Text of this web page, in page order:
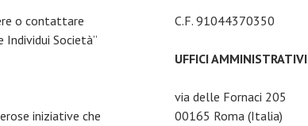
o contattare
Società”
iniziative che
C.F. 91044370350
UFFICI AMMINISTRATIVI
via delle Fornaci 205
00165 Roma (Italia)